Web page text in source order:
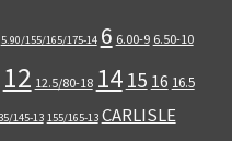
5.90/155/165/175-14 6 6.00-9 6.50-10
12 12.5/80-18 14 15 16 16.5
145-13 155/165-13 CARLISLE